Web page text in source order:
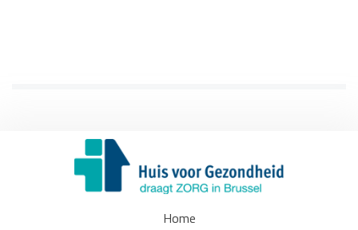
Home